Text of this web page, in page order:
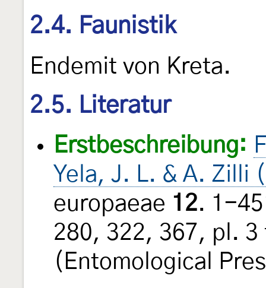
2.4. Faunistik
Endemit von Kreta.
2.5. Literatur
Erstbeschreibung:
Yela, J. L. & A. Zilli
europaeae 12. 1-
280, 322, 367, pl.
(Entomological